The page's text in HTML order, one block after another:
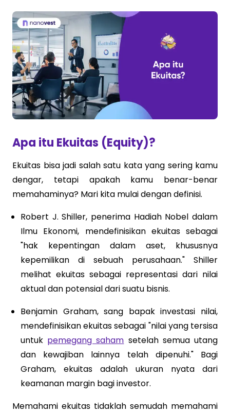
Apa itu Ekuitas (Equity)?
Ekuitas bisa jadi salah satu kata yang sering kamu
dengar, tetapi apakah kamu benar-benar
memahaminya? Mari kita mulai dengan definisi.
Robert J. Shiller, penerima Hadiah Nobel dalam
Ilmu Ekonomi, mendefinisikan ekuitas sebagai
"hak kepentingan dalam aset, khususnya
kepemilikan di sebuah perusahaan." Shiller
melihat ekuitas sebagai representasi dari nilai
aktual dan potensial dari suatu bisnis.
Benjamin Graham, sang bapak investasi nilai,
mendefinisikan ekuitas sebagai "nilai yang tersisa
untuk pemegang saham setelah semua utang
dan kewajiban lainnya telah dipenuhi." Bagi
Graham, ekuitas adalah ukuran nyata dari
keamanan margin bagi investor.
Memahami ekuitas tidaklah semudah memahami